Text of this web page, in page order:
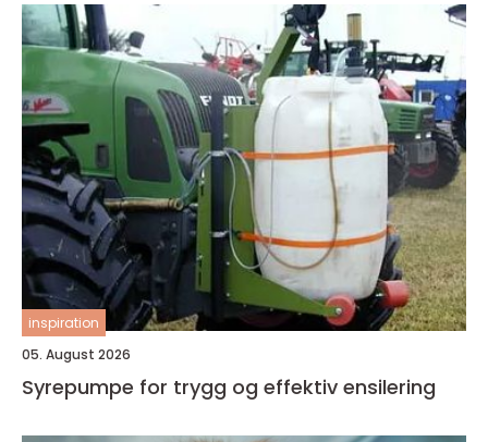
inspiration
05. August 2026
Syrepumpe for trygg og effektiv ensilering